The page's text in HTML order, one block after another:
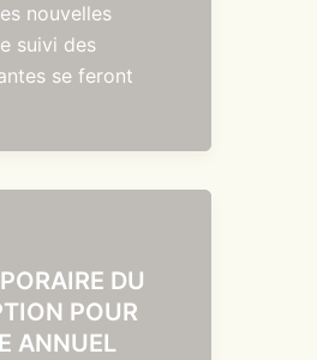
nouvelles
suivi des
se feront
DU
POUR
ANNUEL